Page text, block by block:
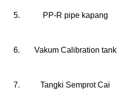
5. PP-R pipe kapang
6. Vakum Calibration tank
7. Tangki Semprot Cai